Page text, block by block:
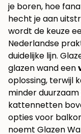
je boren, hoe
hecht je aan
wordt de keuze
Nederlandse
duidelijke lijn.
glazen wand een
oplossing, terwijl
minder
kattennetten
opties voor
noemt Glazen